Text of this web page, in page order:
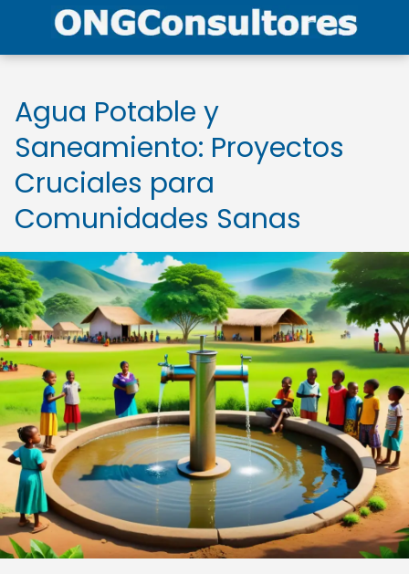
Agua Potable y
Saneamiento: Proyectos
Cruciales para
Comunidades Sanas